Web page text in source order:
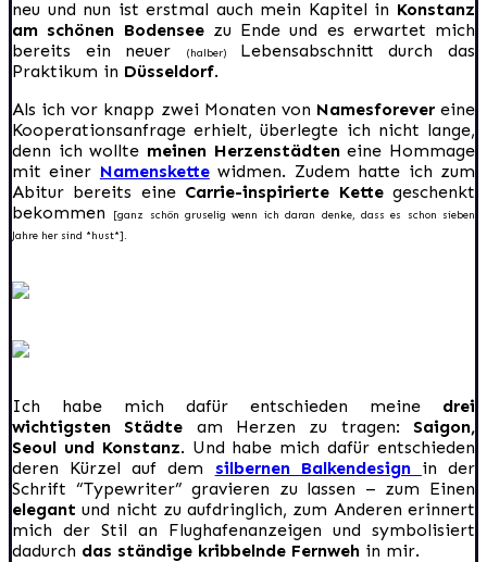
neu und nun ist erstmal auch mein Kapitel in Konstanz
am schönen Bodenseezu Ende und es erwartet mich
bereits ein neuer
(halber)
Lebensabschnitt durch das
Praktikum in Düsseldorf.
Als ich vor knapp zwei Monaten von Namesforevereine
Kooperationsanfrage erhielt, überlegte ich nicht lange,
denn ich wollte meinen Herzenstädteneine Hommage
mit einer Namenskettewidmen. Zudem hatte ich zum
Abitur bereits eine Carrie-inspirierte Kettegeschenkt
bekommen
[ganz schön gruselig wenn ich daran denke, dass es schon sieben
Jahre her sind *hust*].
Ich habe mich dafür entschieden meine drei
wichtigsten Städte am Herzen zu tragen: Saigon,
Seoul und Konstanz. Und habe mich dafür entschieden
deren Kürzel auf dem silbernen Balkendesign in der
Schrift “Typewriter” gravieren zu lassen – zum Einen
elegant und nicht zu aufdringlich, zum Anderen erinnert
mich der Stil an Flughafenanzeigen und symbolisiert
dadurch das ständige kribbelnde Fernweh in mir.